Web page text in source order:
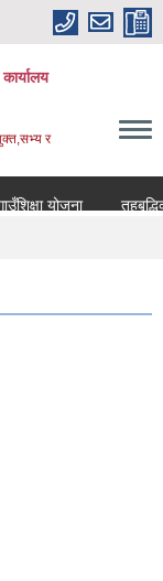
र
योजना